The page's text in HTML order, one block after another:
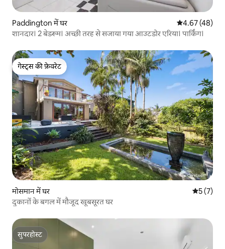
Paddington में घर औसत रेटिंग 5 में
4.67 (48)
शानदार। 2 बेडरूम। अच्छी तरह से सजाया गया आउटडोर एरिया। पार्किंग।
गेस्ट्स की फ़ेवरेट
गेस्ट्स की फ़ेवरेट
मोसमान में घर औसत रेटिंग
5 (7)
दुकानों के बगल में मौजूद खूबसूरत घर
सुपरहोस्ट
सुपरहोस्ट